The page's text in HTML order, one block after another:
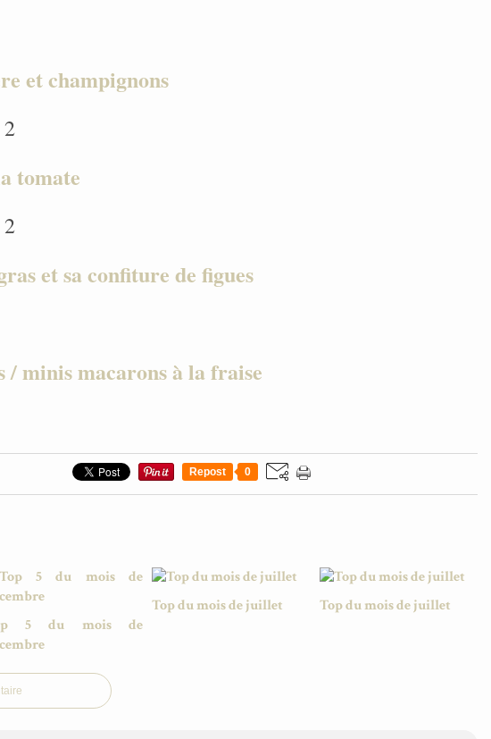
et champignons
tomate
et sa confiture de figues
/ minis macarons à la fraise
Repost 0
5 du mois de
Top du mois de juillet Top du mois de juillet